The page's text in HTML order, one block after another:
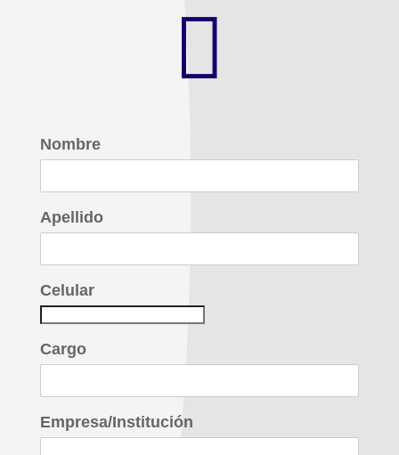

Nombre
Apellido
Celular
Cargo
Empresa/Institución